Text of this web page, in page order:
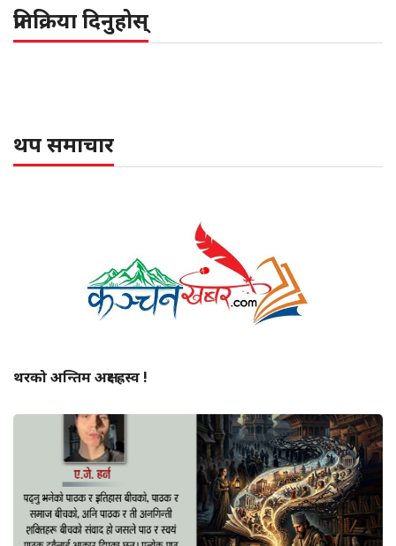
प्रतिक्रिया दिनुहोस्
थप समाचार
थरको अन्तिम अक्षर ह्रस्व !